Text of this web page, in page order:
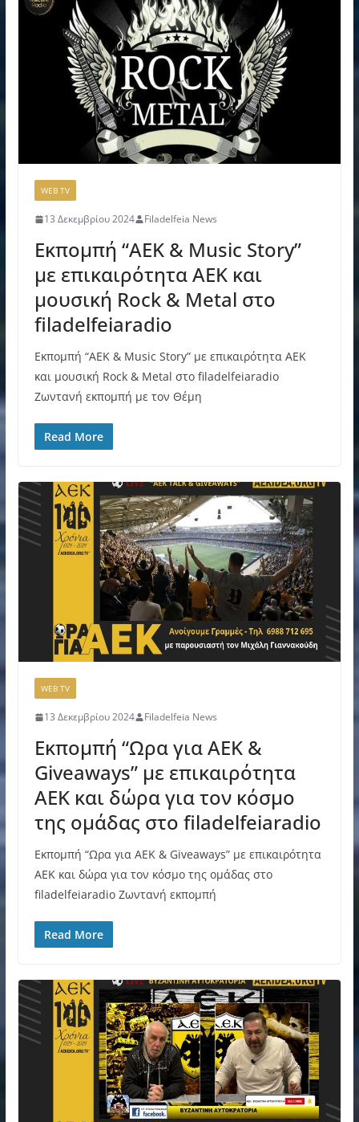
WEB TV
13 Δεκεμβρίου 2024 Filadelfeia News
Εκπομπή “AEK & Music Story”
με επικαιρότητα ΑΕΚ και
μουσική Rock & Metal στο
filadelfeiaradio
Εκπομπή “AEK & Music Story” με επικαιρότητα ΑΕΚ
και μουσική Rock & Metal στο filadelfeiaradio
Ζωντανή εκπομπή με τον Θέμη
Read More
WEB TV
13 Δεκεμβρίου 2024 Filadelfeia News
Εκπομπή “Ωρα για AEK &
Giveaways” με επικαιρότητα
ΑΕΚ και δώρα για τον κόσμο
της ομάδας στο filadelfeiaradio
Εκπομπή “Ωρα για AEK & Giveaways” με επικαιρότητα
ΑΕΚ και δώρα για τον κόσμο της ομάδας στο
filadelfeiaradio Ζωντανή εκπομπή
Read More